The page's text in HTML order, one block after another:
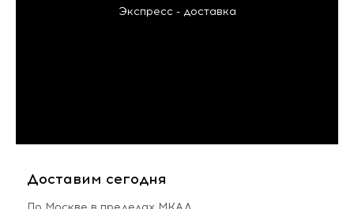
Экспресс - доставка
Доставим сегодня